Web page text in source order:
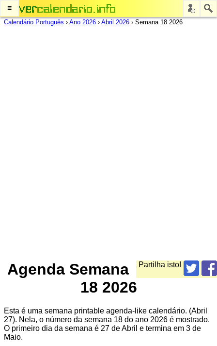
≡
Calendário Português › Ano 2026 › Abril 2026 › Semana 18 2026
Partilha isto!
Agenda Semana
18 2026
Esta é uma semana printable agenda-like calendário. (Abril
27). Nela, o número da semana 18 do ano 2026 é mostrado.
O primeiro dia da semana é 27 de Abril e termina em 3 de
Maio.